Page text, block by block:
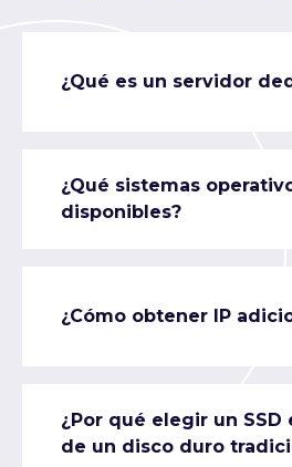
¿Qué es un servidor
¿Qué sistemas
disponibles?
¿Cómo obtener IP
¿Por qué elegir un SSD
de un disco duro